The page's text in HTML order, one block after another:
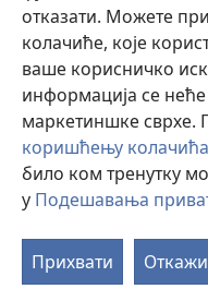
отказати. Можете
колачиће, које
ваше корисничко
информација се
маркетиншке сврхе.
коришћењу колачића
било ком тренутку
у Подешавања
Прихвати Откажи
прозор)JW Library
Watchtower Library ®
Copyright© 2026 Watch
ПРАВИЛА КОРИШЋЕЊА